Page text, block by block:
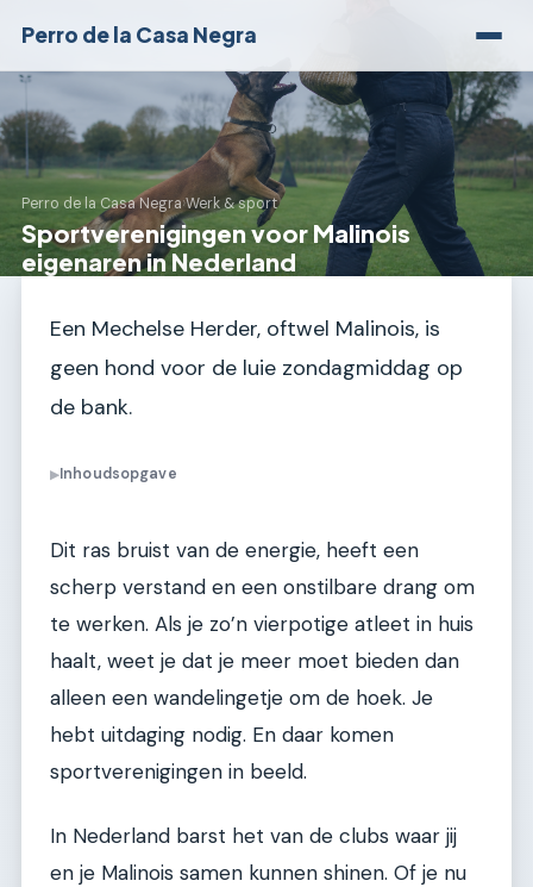
Perro de la Casa Negra
Perro de la Casa Negra›Werk & sport
Sportverenigingen voor Malinois
eigenaren in Nederland
Een Mechelse Herder, oftwel Malinois, is
geen hond voor de luie zondagmiddag op
de bank.
▶Inhoudsopgave
Dit ras bruist van de energie, heeft een
scherp verstand en een onstilbare drang om
te werken. Als je zo’n vierpotige atleet in huis
haalt, weet je dat je meer moet bieden dan
alleen een wandelingetje om de hoek. Je
hebt uitdaging nodig. En daar komen
sportverenigingen in beeld.
In Nederland barst het van de clubs waar jij
en je Malinois samen kunnen shinen. Of je nu